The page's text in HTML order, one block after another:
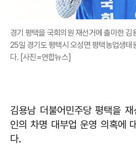
경기 평택을 국회의원 재선거에 출마한 김
25일 경기도 평택시 오성면 평택농업생태
다. [사진=연합뉴스]
김용남 더불어민주당 평택을
인의 차명 대부업 운영 의혹에
다.